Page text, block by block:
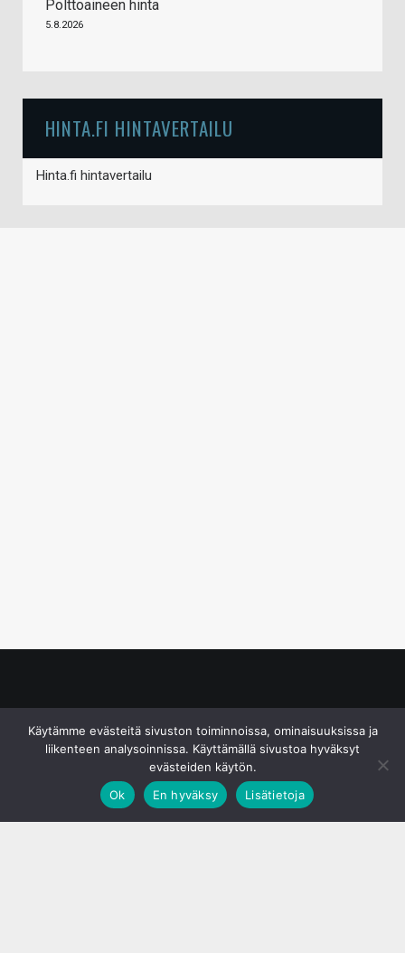
Polttoaineen hinta
5.8.2026
HINTA.FI HINTAVERTAILU
Hinta.fi hintavertailu
Käytämme evästeitä sivuston toiminnoissa, ominaisuuksissa ja
liikenteen analysoinnissa. Käyttämällä sivustoa hyväksyt
evästeiden käytön.
Ok
En hyväksy Lisätietoja